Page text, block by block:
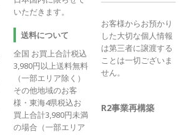
いただきます。
送料について
全国 お買上合計税込
3,980円以上送料無料
（一部エリア除く）
その他地域のお客
様・東海4県税込お
買上合計3,980円未満
の場合（一部エリア
お客様からお預かり
した大切な個人情報
は第三者に譲渡する
ことは一切ございま
せん。
R2事業再構築